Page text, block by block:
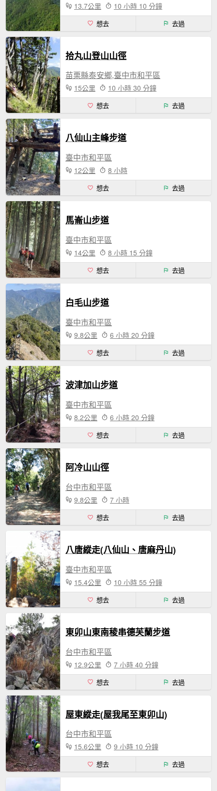
13.7公里 10 小時 10 分鐘
想去 去過
拾丸山登山山徑
苗栗縣泰安鄉,臺中市和平區
15公里 10 小時 30 分鐘
想去 去過
八仙山主峰步道
臺中市和平區
12公里 8 小時
想去 去過
馬崙山步道
臺中市和平區
14公里 8 小時 15 分鐘
想去 去過
白毛山步道
臺中市和平區
9.8公里 6 小時 20 分鐘
想去 去過
波津加山步道
臺中市和平區
8.2公里 6 小時 20 分鐘
想去 去過
阿冷山山徑
台中市和平區
9.8公里 7 小時
想去 去過
八唐縱走(八仙山、唐麻丹山)
臺中市和平區
15.4公里 10 小時 55 分鐘
想去 去過
東卯山東南稜串德芙蘭步道
台中市和平區
12.9公里 7 小時 40 分鐘
想去 去過
屋東縱走(屋我尾至東卯山)
台中市和平區
15.6公里 9 小時 10 分鐘
想去 去過